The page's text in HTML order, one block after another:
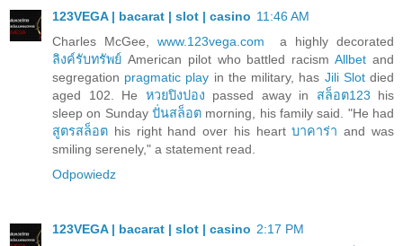
123VEGA | bacarat | slot | casino 11:46 AM
Charles McGee, www.123vega.com a highly decorated
ลิงค์รับทรัพย์ American pilot who battled racismAllbet and
segregation pragmatic play in the military, has Jili Slotdied
aged 102. He หวยปิงปอง passed away in สล็อต123 his
sleep on Sunday ปั่นสล็อต morning, his family said. "He had
สูตรสล็อต his right hand over his heartบาคาร่า and was
smiling serenely," a statement read.
Odpowiedz
123VEGA | bacarat | slot | casino 2:17 PM